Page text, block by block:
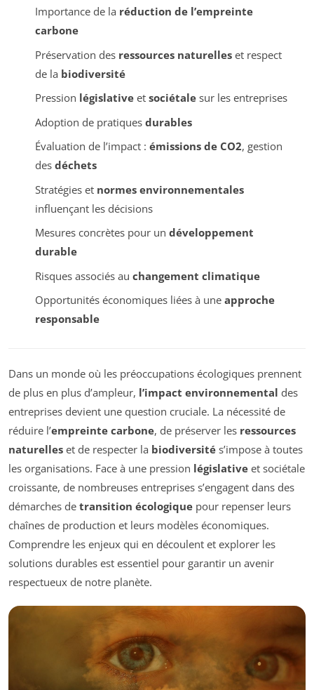
Importance de la réduction de l’empreinte
carbone
Préservation des ressources naturelleset respect
de la biodiversité
Pression législativeet sociétalesur les entreprises
Adoption de pratiques durables
Évaluation de l’impact : émissions de CO2, gestion
des déchets
Stratégies et normes environnementales
influençant les décisions
Mesures concrètes pour un développement
durable
Risques associés au changement climatique
Opportunités économiques liées à une approche
responsable
Dans un monde où les préoccupations écologiques prennent
de plus en plus d’ampleur, l’impact environnemental des
entreprises devient une question cruciale. La nécessité de
réduire l’empreinte carbone, de préserver les ressources
naturelles et de respecter la biodiversité s’impose à toutes
les organisations. Face à une pression législative et sociétale
croissante, de nombreuses entreprises s’engagent dans des
démarches de transition écologique pour repenser leurs
chaînes de production et leurs modèles économiques.
Comprendre les enjeux qui en découlent et explorer les
solutions durables est essentiel pour garantir un avenir
respectueux de notre planète.